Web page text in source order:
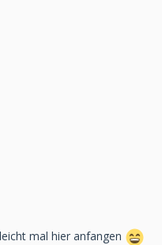
mal hier anfangen